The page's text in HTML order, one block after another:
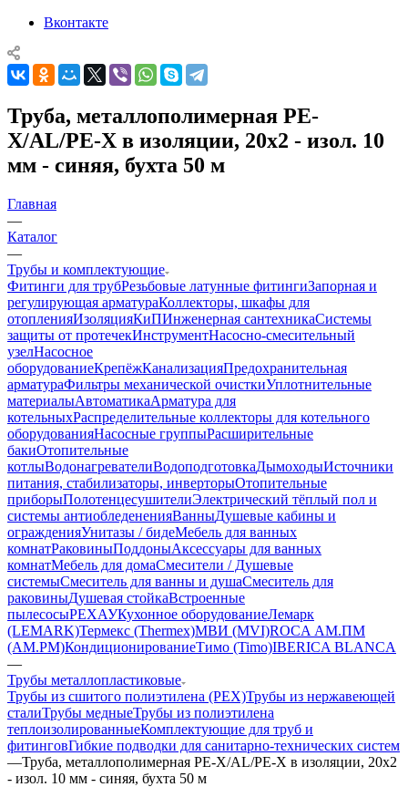
Вконтакте
Труба, металлополимерная PE-
X/AL/PE-X в изоляции, 20x2 - изол. 10
мм - синяя, бухта 50 м
Главная
—
Каталог
—
Трубы и комплектующие
Фитинги для трубРезьбовые латунные фитингиЗапорная и
регулирующая арматураКоллекторы, шкафы для
отопленияИзоляцияКиПИнженерная сантехникаСистемы
защиты от протечекИнструментНасосно-смесительный
узелНасосное
оборудованиеКрепёжКанализацияПредохранительная
арматураФильтры механической очисткиУплотнительные
материалыАвтоматикаАрматура для
котельныхРаспределительные коллекторы для котельного
оборудованияНасосные группыРасширительные
бакиОтопительные
котлыВодонагревателиВодоподготовкаДымоходыИсточники
питания, стабилизаторы, инверторыОтопительные
приборыПолотенцесушителиЭлектрический тёплый пол и
системы антиобледененияВанныДушевые кабины и
огражденияУнитазы / бидеМебель для ванных
комнатРаковиныПоддоныАксессуары для ванных
комнатМебель для домаСмесители / Душевые
системыСмеситель для ванны и душаСмеситель для
раковиныДушевая стойкаВстроенные
пылесосыРЕХАУКухонное оборудованиеЛемарк
(LEMARK)Термекс (Thermex)МВИ (MVI)ROCA АМ.ПМ
(AM.PM)КондиционированиеТимо (Timo)IBERICA BLANCA
—
Трубы металлопластиковые
Трубы из сшитого полиэтилена (PEX)Трубы из нержавеющей
сталиТрубы медныеТрубы из полиэтилена
теплоизолированныеКомплектующие для труб и
фитинговГибкие подводки для санитарно-технических систем
—Труба, металлополимерная PE-X/AL/PE-X в изоляции, 20x2
- изол. 10 мм - синяя, бухта 50 м